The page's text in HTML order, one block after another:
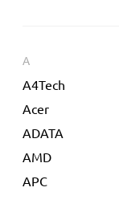
A
A4Tech
Acer
ADATA
AMD
APC